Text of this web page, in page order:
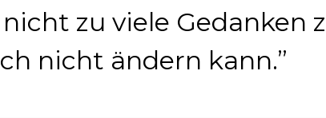
zu viele Gedanken
nicht ändern kann.